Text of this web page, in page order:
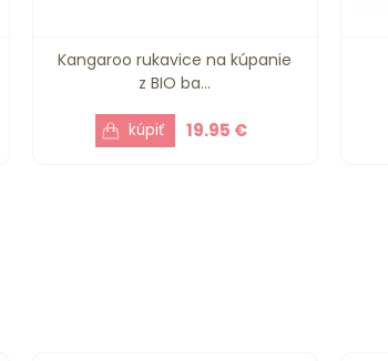
Kangaroo rukavice na kúpanie
z BIO ba...
19.95 €